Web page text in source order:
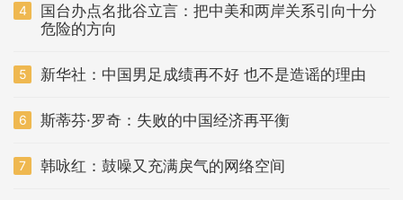
4
国台办点名批谷立言：把中美和两岸关系引向十分
危险的方向
5 新华社：中国男足成绩再不好 也不是造谣的理由
6 斯蒂芬·罗奇：失败的中国经济再平衡
7 韩咏红：鼓噪又充满戾气的网络空间